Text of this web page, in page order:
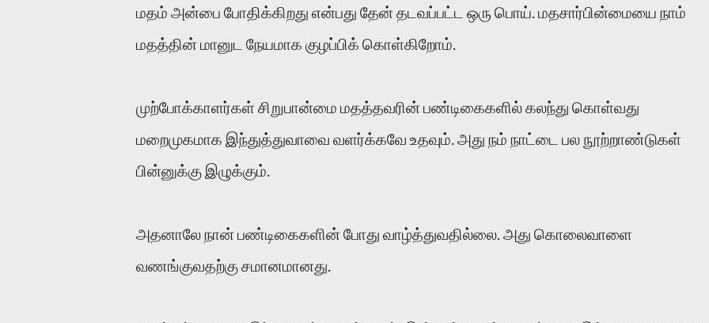
மதம் அன்பை போதிக்கிறது என்பது தேன் தடவப்பட்ட ஒரு பொய். மதசார்பின்மையை நாம்
மதத்தின் மானுட நேயமாக குழப்பிக் கொள்கிறோம்.
முற்போக்காளர்கள் சிறுபான்மை மதத்தவரின் பண்டிகைகளில் கலந்து கொள்வது
மறைமுகமாக இந்துத்துவாவை வளர்க்கவே உதவும். அது நம் நாட்டை பல நூற்றாண்டுகள்
பின்னுக்கு இழுக்கும்.
அதனாலே நான் பண்டிகைகளின் போது வாழ்த்துவதில்லை. அது கொலைவாளை
வணங்குவதற்கு சமானமானது.